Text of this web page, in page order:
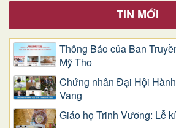
TIN MỚI
Thông Báo của Ban
Mỹ Tho
Chứng nhân Đại Hội
Vang
Giáo họ Trinh Vương: Lễ